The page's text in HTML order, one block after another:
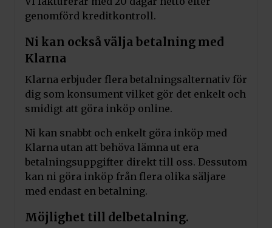
genomförd kreditkontroll.
Ni kan också välja betalning med
Klarna
Klarna erbjuder flera betalningsalternativ för
dig som konsument vilket gör det enkelt och
smidigt att göra inköp online.
Ni kan snabbt och enkelt göra inköp med
Klarna utan att behöva lämna ut era
betalningsuppgifter direkt till oss. Dessutom
kan ni göra inköp från flera olika säljare
med endast en betalning.
Möjlighet till delbetalning.